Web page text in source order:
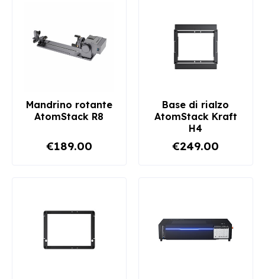
Mandrino rotante
AtomStack R8
€189.00
Base di rialzo
AtomStack Kraft
H4
€249.00